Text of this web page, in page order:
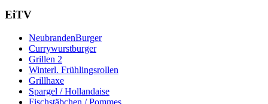
EiTV
NeubrandenBurger
Currywurstburger
Grillen 2
Winterl. Frühlingsrollen
Grillhaxe
Spargel / Hollandaise
Fischstäbchen / Pommes